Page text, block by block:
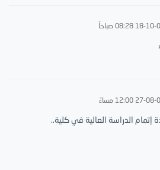
إتمام الدراسة العالية في كلية..